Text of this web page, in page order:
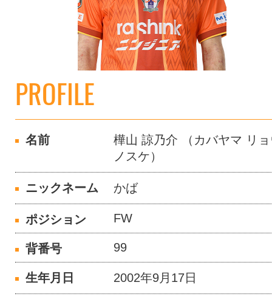
PROFILE
名前
樺山 諒乃介 （カバヤマ リ
ノスケ）
ニックネーム かば
ポジション FW
背番号 99
生年月日 2002年9月17日